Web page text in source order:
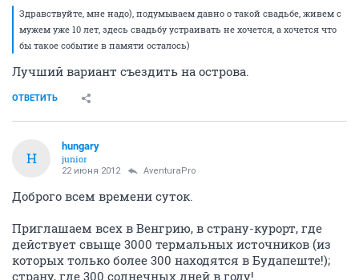
Здравствуйте, мне надо), подумываем давно о такой свадьбе, живем с
мужем уже 10 лет, здесь свадьбу устраивать не хочется, а хочется что
бы такое событие в памяти осталось)
Лучший вариант съездить на острова.
ОТВЕТИТЬ
H
hungary
junior
22 июня 2012 AventuraPro
Доброго всем времени суток.
Приглашаем всех в Венгрию, в страну-курорт, где
действует свыще 3000 термальных источников (из
которых только более 300 находятся в Будапеште!);
страну, где 300 солнечных дней в году!